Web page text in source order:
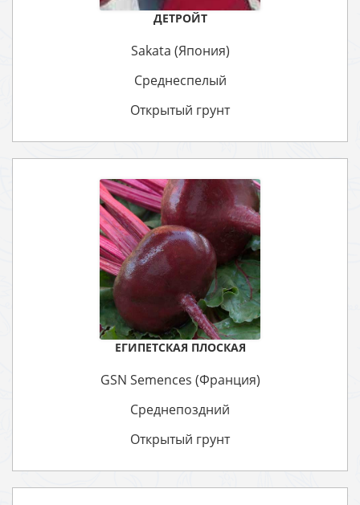
ДЕТРОЙТ
Sakata (Япония)
Среднеспелый
Открытый грунт
ЕГИПЕТСКАЯ ПЛОСКАЯ
GSN Semences (Франция)
Среднепоздний
Открытый грунт